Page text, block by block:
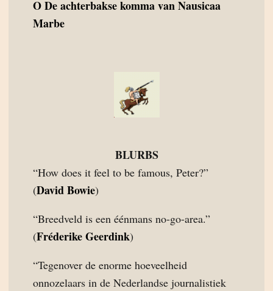
ODe achterbakse komma van Nausicaa
Marbe
BLURBS
“How does it feel to be famous, Peter?”
(David Bowie)
“Breedveld is een éénmans no-go-area.”
(Fréderike Geerdink)
“Tegenover de enorme hoeveelheid
onnozelaars in de Nederlandse journalistiek